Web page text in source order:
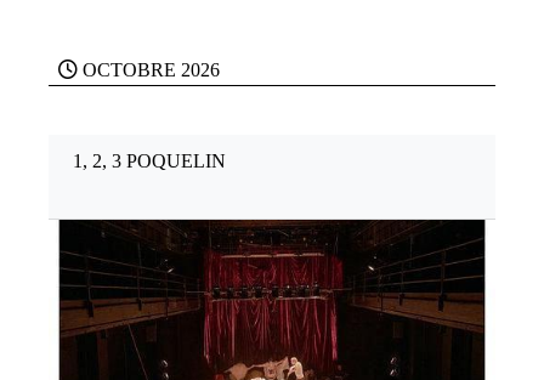
OCTOBRE 2026
1, 2, 3 POQUELIN